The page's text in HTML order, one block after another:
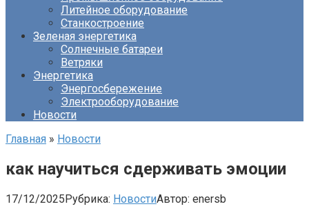
Литейное оборудование
Станкостроение
Зеленая энергетика
Солнечные батареи
Ветряки
Энергетика
Энергосбережение
Электрооборудование
Новости
Главная » Новости
как научиться сдерживать эмоции
17/12/2025Рубрика: НовостиАвтор: enersb